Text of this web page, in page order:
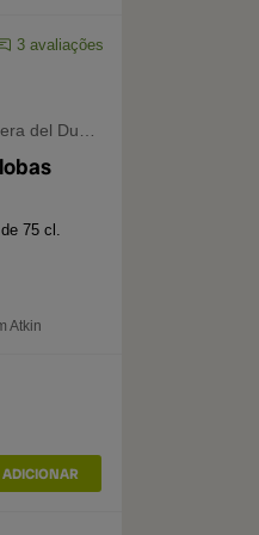
3 avaliações
del Duero
75 cl.
Atkin